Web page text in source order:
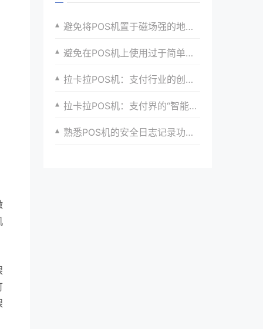
避免将POS机置于磁场强的地方，以免影响内部组件。
避免在POS机上使用过于简单的用户名或密码。
拉卡拉POS机：支付行业的创新力量
拉卡拉POS机：支付界的“智能专家”
熟悉POS机的安全日志记录功能，以便追踪异常行为。